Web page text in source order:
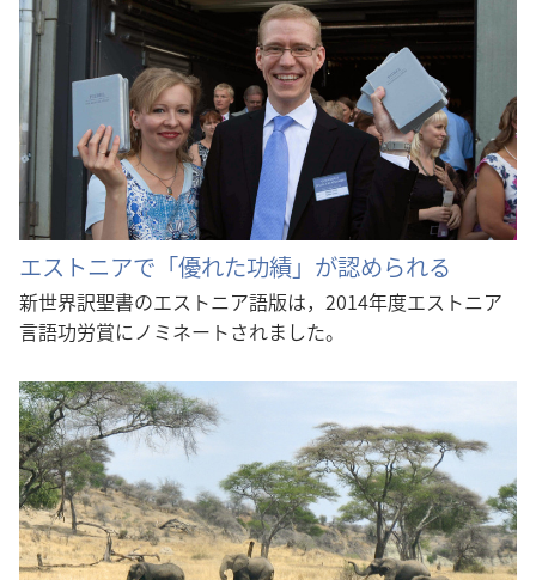
エストニアで「優れた功績」が認められる
新世界訳聖書のエストニア語版は，2014年度エストニア
言語功労賞にノミネートされました。